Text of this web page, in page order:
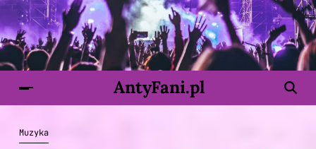
AntyFani.pl
Muzyka